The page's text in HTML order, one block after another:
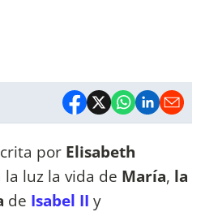
por Elisabeth
la luz la vida de María, la
de Isabel II y